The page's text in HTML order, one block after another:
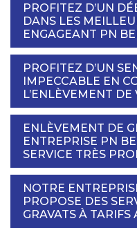
PROFITEZ D’UN
DANS LES
ENGAGEANT PN
PROFITEZ D’UN
IMPECCABLE EN
L’ENLÈVEMENT DE
ENLÈVEMENT DE
ENTREPRISE PN
SERVICE TRÈS
NOTRE
PROPOSE DES
GRAVATS À TARIFS